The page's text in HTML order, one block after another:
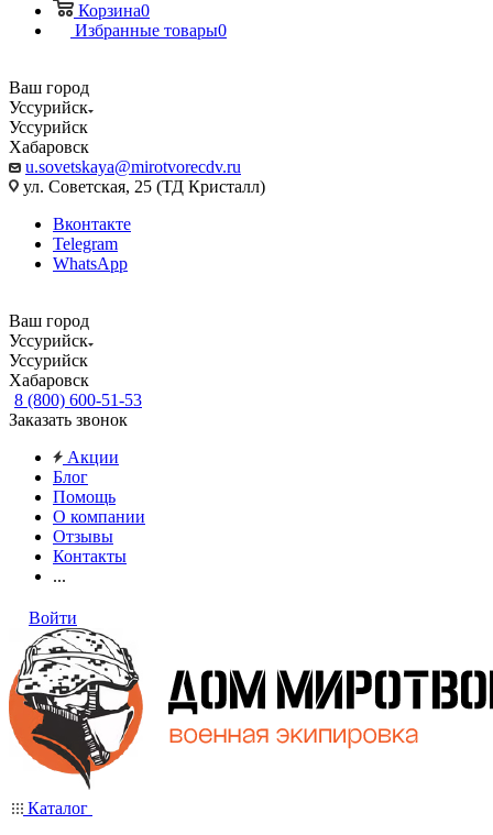
Корзина0
Избранные товары0
Ваш город
Уссурийск
Уссурийск
Хабаровск
u.sovetskaya@mirotvorecdv.ru
ул. Советская, 25 (ТД Кристалл)
Вконтакте
Telegram
WhatsApp
Ваш город
Уссурийск
Уссурийск
Хабаровск
8 (800) 600-51-53
Заказать звонок
Акции
Блог
Помощь
О компании
Отзывы
Контакты
...
Войти
Каталог